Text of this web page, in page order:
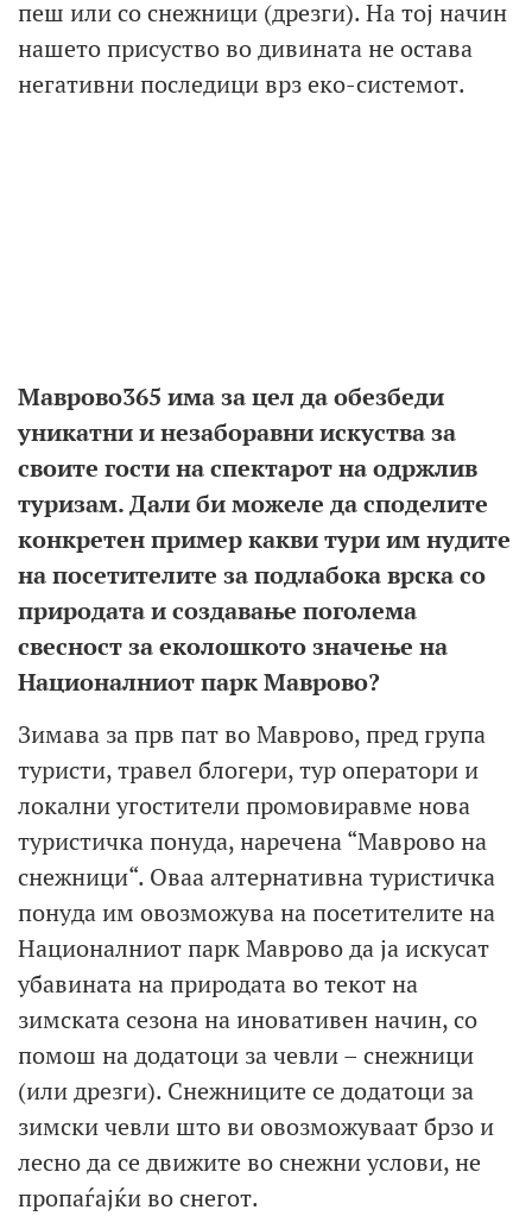
пеш или со снежници (дрезги). На тој начин
нашето присуство во дивината не остава
негативни последици врз еко-системот.
Mаврово365 има за цел да обезбеди
уникатни и незаборавни искуства за
своите гости на спектарот на одржлив
туризам. Дали би можеле да споделите
конкретен пример какви тури им нудите
на посетителите за подлабока врска со
природата и создавање поголема
свесност за еколошкото значење на
Националниот парк Маврово?
Зимава за прв пат во Маврово, пред група
туристи, травел блогери, тур оператори и
локални угостители промовиравме нова
туристичка понуда, наречена “Маврово на
снежници“. Оваа алтернативна туристичка
понуда им овозможува на посетителите на
Националниот парк Маврово да ја искусат
убавината на природата во текот на
зимската сезона на иновативен начин, со
помош на додатоци за чевли – снежници
(или дрезги). Снежниците се додатоци за
зимски чевли што ви овозможуваат брзо и
лесно да се движите во снежни услови, не
пропаѓајќи во снегот.